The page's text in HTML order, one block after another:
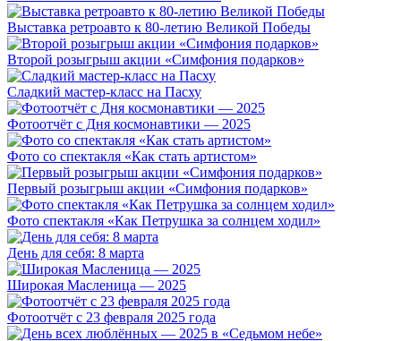
Выставка ретроавто к 80-летию Великой Победы
Второй розыгрыш акции «Симфония подарков»
Сладкий мастер-класс на Пасху
Фотоотчёт с Дня космонавтики — 2025
Фото со спектакля «Как стать артистом»
Первый розыгрыш акции «Симфония подарков»
Фото спектакля «Как Петрушка за солнцем ходил»
День для себя: 8 марта
Широкая Масленица — 2025
Фотоотчёт с 23 февраля 2025 года